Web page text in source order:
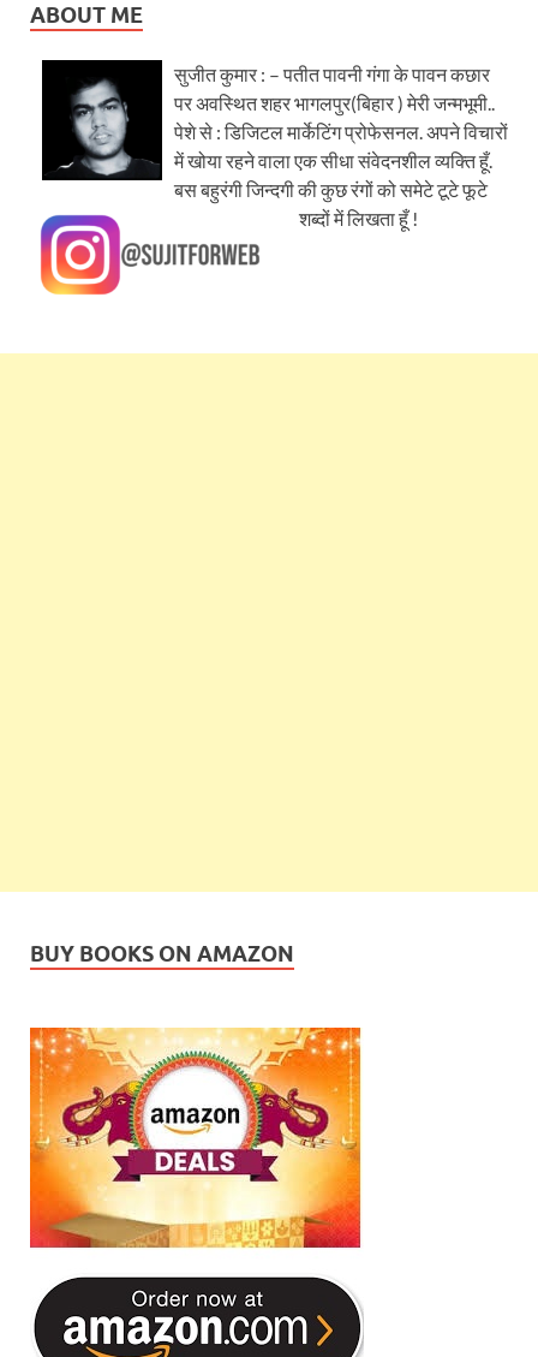
ABOUT ME
सुजीत कुमार : – पतीत पावनी गंगा के पावन कछार
पर अवस्थित शहर भागलपुर(बिहार ) मेरी जन्मभूमी..
पेशे से : डिजिटल मार्केटिंग प्रोफेसनल. अपने विचारों
में खोया रहने वाला एक सीधा संवेदनशील व्यक्ति हूँ.
बस बहुरंगी जिन्दगी की कुछ रंगों को समेटे टूटे फूटे
शब्दों में लिखता हूँ !
BUY BOOKS ON AMAZON